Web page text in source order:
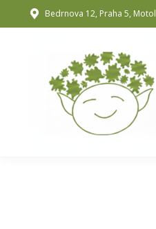
Bedrnova 12, Praha 5, Motol